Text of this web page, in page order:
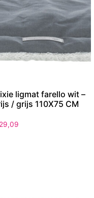
ligmat farello wit –
/ grijs 110X75 CM
29,09